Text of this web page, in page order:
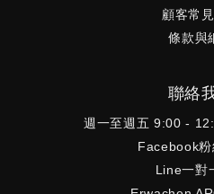
顧客常
條款與
聯絡
週一至週五 9:00 -
Facebook粉
Line一對